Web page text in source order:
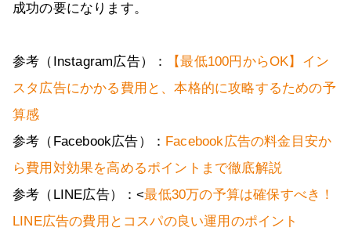
成功の要になります。
参考（Instagram広告）：
【最低100円からOK】イン
スタ広告にかかる費用と、本格的に攻略するための予
算感
参考（Facebook広告）： Facebook広告の料金目安か
ら費用対効果を高めるポイントまで徹底解説
参考（LINE広告）：<最低30万の予算は確保すべき！
LINE広告の費用とコスパの良い運用のポイント